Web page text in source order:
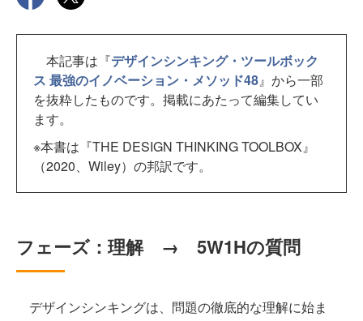
本記事は『デザインシンキング・ツールボック
ス 最強のイノベーション・メソッド48』から一部
を抜粋したものです。掲載にあたって編集してい
ます。
※本書は『THE DESIGN THINKING TOOLBOX』
（2020、Wiley）の邦訳です。
フェーズ：理解 → 5W1Hの質問
デザインシンキングは、問題の徹底的な理解に始ま